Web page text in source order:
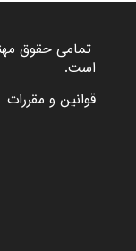
تمامی حقوق
است.
قوانین و مقررات